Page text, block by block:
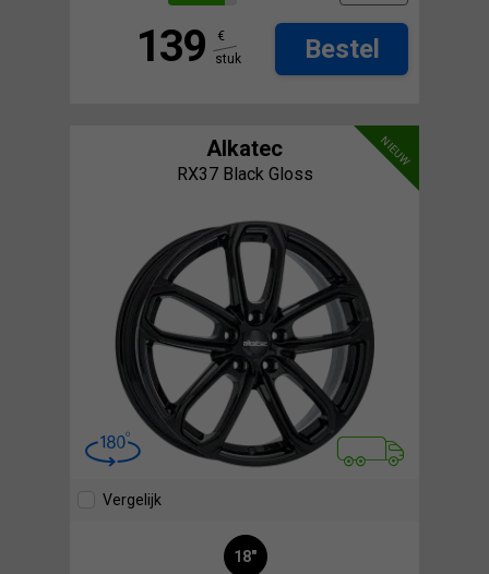
139
€
stuk
Bestel
NIEUW
Alkatec
RX37 Black Gloss
Vergelijk
18"